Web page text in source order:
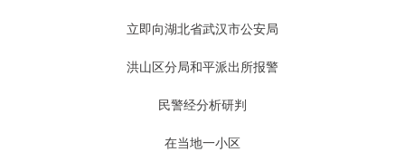
立即向湖北省武汉市公安局
洪山区分局和平派出所报警
民警经分析研判
在当地一小区